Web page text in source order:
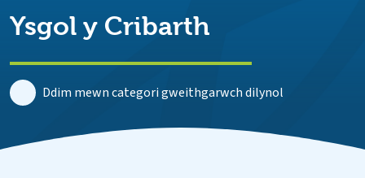
Ysgol y Cribarth
Ddim mewn categori gweithgarwch dilynol